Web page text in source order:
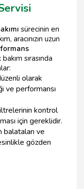
sürecinin en
aracınızın uzun
sırasında
olarak
ve performansı
kontrol
için gereklidir.
balataları ve
gözden